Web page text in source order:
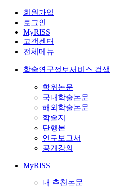
회원가입
로그인
MyRISS
고객센터
전체메뉴
학술연구정보서비스 검색
학위논문
국내학술논문
해외학술논문
학술지
단행본
연구보고서
공개강의
MyRISS
내 추천논문